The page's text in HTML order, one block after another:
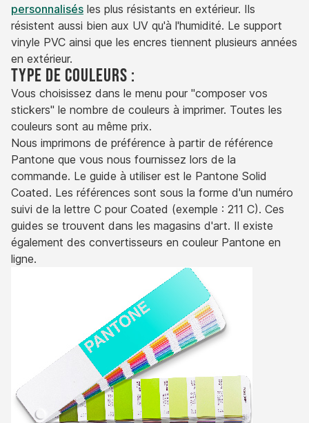
personnalisés les plus résistants en extérieur. Ils
résistent aussi bien aux UV qu'à l'humidité. Le support
vinyle PVC ainsi que les encres tiennent plusieurs années
en extérieur.
Type de couleurs :
Vous choisissez dans le menu pour "composer vos
stickers" le nombre de couleurs à imprimer. Toutes les
couleurs sont au même prix.
Nous imprimons de préférence à partir de référence
Pantone que vous nous fournissez lors de la
commande. Le guide à utiliser est le Pantone Solid
Coated. Les références sont sous la forme d'un numéro
suivi de la lettre C pour Coated (exemple : 211 C). Ces
guides se trouvent dans les magasins d'art. Il existe
également des convertisseurs en couleur Pantone en
ligne.